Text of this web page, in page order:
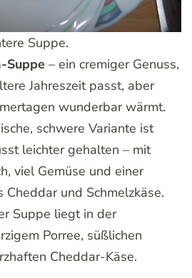
Suppe.
Suppe – ein cremiger Genuss,
Jahreszeit passt, aber
wunderbar wärmt.
schwere Variante ist
leichter gehalten – mit
viel Gemüse und einer
Cheddar und Schmelzkäse.
Suppe liegt in der
Porree, süßlichen
Cheddar-Käse.